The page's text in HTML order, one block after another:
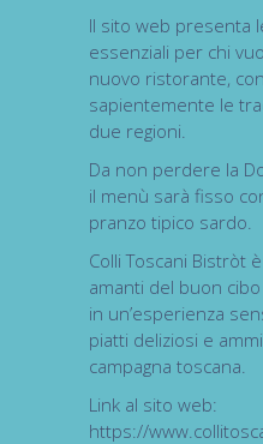
Il sito web presenta
essenziali per chi
nuovo ristorante,
sapientemente le
due regioni.
Da non perdere la
il menù sarà fisso
pranzo tipico sardo.
Colli Toscani Bistròt
amanti del buon
in un’esperienza
piatti deliziosi e
campagna toscana.
Link al sito web:
https://